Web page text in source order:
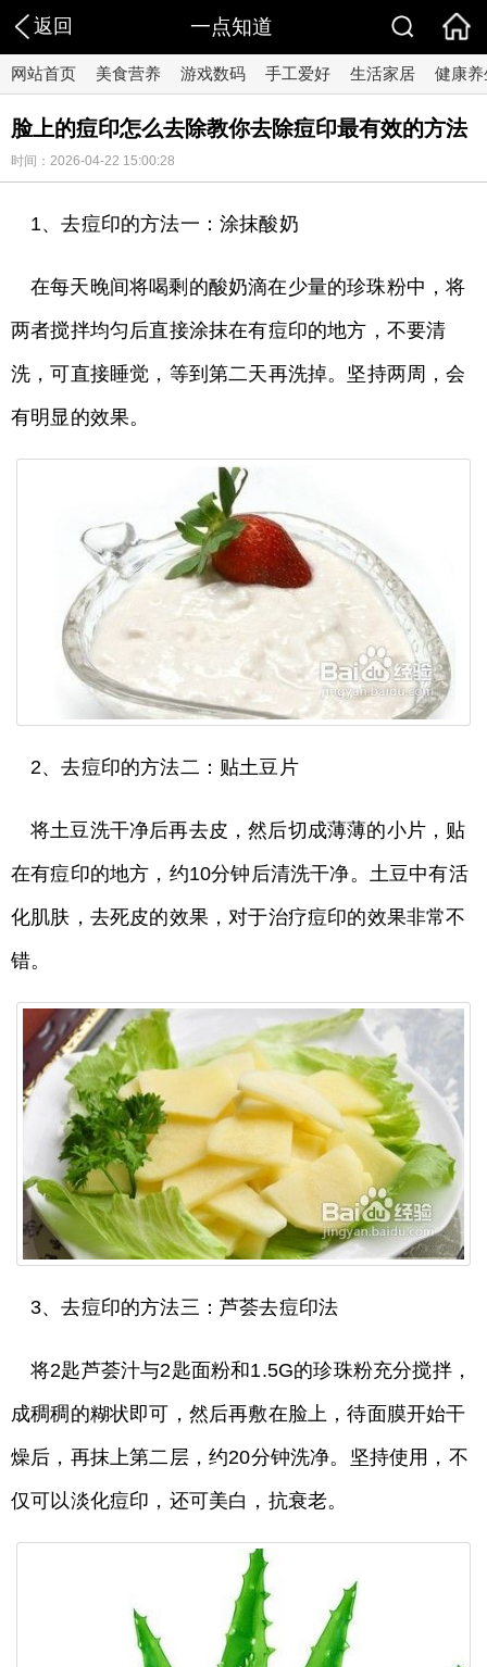
返回 一点知道
网站首页 美食营养 游戏数码 手工爱好 生活家居 健康养
脸上的痘印怎么去除教你去除痘印最有效的方法
时间：2026-04-22 15:00:28
1、去痘印的方法一：涂抹酸奶
在每天晚间将喝剩的酸奶滴在少量的珍珠粉中，将
两者搅拌均匀后直接涂抹在有痘印的地方，不要清
洗，可直接睡觉，等到第二天再洗掉。坚持两周，会
有明显的效果。
2、去痘印的方法二：贴土豆片
将土豆洗干净后再去皮，然后切成薄薄的小片，贴
在有痘印的地方，约10分钟后清洗干净。土豆中有活
化肌肤，去死皮的效果，对于治疗痘印的效果非常不
错。
3、去痘印的方法三：芦荟去痘印法
将2匙芦荟汁与2匙面粉和1.5G的珍珠粉充分搅拌，
成稠稠的糊状即可，然后再敷在脸上，待面膜开始干
燥后，再抹上第二层，约20分钟洗净。坚持使用，不
仅可以淡化痘印，还可美白，抗衰老。